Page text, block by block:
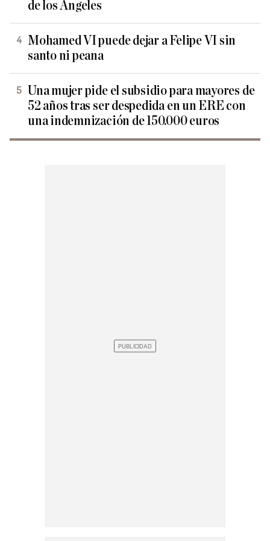
de los Ángeles
Mohamed VI puede dejar a Felipe VI sin
santo ni peana
Una mujer pide el subsidio para mayores de
52 años tras ser despedida en un ERE con
una indemnización de 150.000 euros